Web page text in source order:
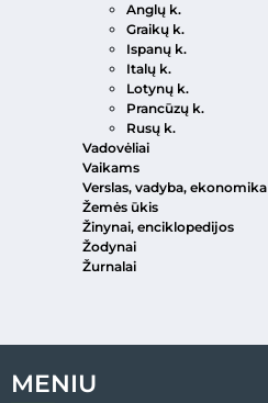
Anglų k.
Graikų k.
Ispanų k.
Italų k.
Lotynų k.
Prancūzų k.
Rusų k.
Vadovėliai
Vaikams
Verslas, vadyba, ekonomika
Žemės ūkis
Žinynai, enciklopedijos
Žodynai
Žurnalai
MENIU